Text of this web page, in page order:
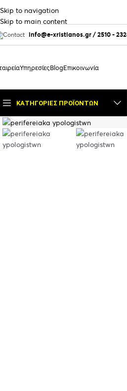
Skip to navigation
Skip to main content
info@e-xristianos.gr/2510 -
ΥπηρεσίεςBlogΕπικοινωνία
ΚΑΤΗΓΟΡΊΕΣ ΠΡΟΪΌΝΤΩΝ
Click to enlarge